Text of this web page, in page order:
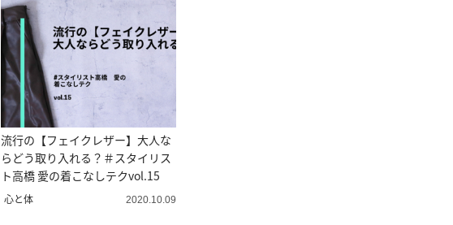
流行の【フェイクレザー】大人な
らどう取り入れる？＃スタイリス
ト高橋 愛の着こなしテクvol.15
心と体 2020.10.09